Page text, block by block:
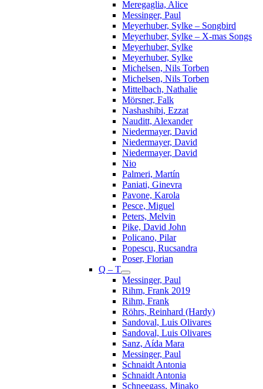
Meregaglia, Alice
Messinger, Paul
Meyerhuber, Sylke – Songbird
Meyerhuber, Sylke – X-mas Songs
Meyerhuber, Sylke
Meyerhuber, Sylke
Michelsen, Nils Torben
Michelsen, Nils Torben
Mittelbach, Nathalie
Mörsner, Falk
Nashashibi, Ezzat
Nauditt, Alexander
Niedermayer, David
Niedermayer, David
Niedermayer, David
Nio
Palmeri, Martín
Paniati, Ginevra
Pavone, Karola
Pesce, Miguel
Peters, Melvin
Pike, David John
Policano, Pilar
Popescu, Rucsandra
Poser, Florian
Q – T
Messinger, Paul
Rihm, Frank 2019
Rihm, Frank
Röhrs, Reinhard (Hardy)
Sandoval, Luis Olivares
Sandoval, Luis Olivares
Sanz, Aída Mara
Messinger, Paul
Schnaidt Antonia
Schnaidt Antonia
Schneegass, Minako